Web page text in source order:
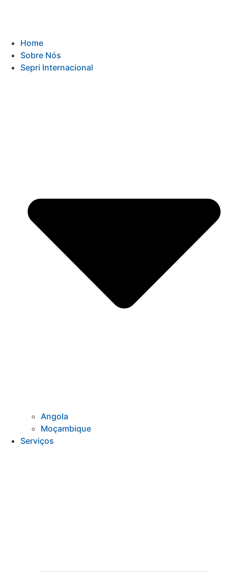
Home
Sobre Nós
Sepri Internacional
Angola
Moçambique
Serviços